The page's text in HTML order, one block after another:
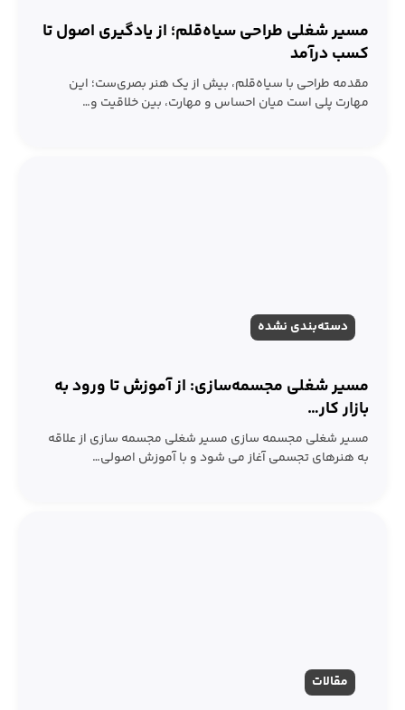
مسیر شغلی طراحی سیاه‌قلم؛ از یادگیری اصول تا
کسب درآمد
مقدمه طراحی با سیاه‌قلم، بیش از یک هنر بصری‌ست؛ این
مهارت پلی است میان احساس و مهارت، بین خلاقیت و…
دسته‌بندی نشده
مسیر شغلی مجسمه‌سازی: از آموزش تا ورود به
بازار کار…
مسیر شغلی مجسمه سازی مسیر شغلی مجسمه سازی از علاقه
به هنرهای تجسمی آغاز می شود و با آموزش اصولی…
مقالات